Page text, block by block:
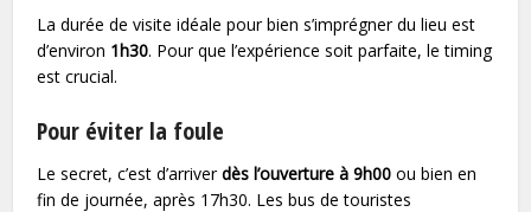
La durée de visite idéale pour bien s’imprégner du lieu est
d’environ 1h30. Pour que l’expérience soit parfaite, le timing
est crucial.
Pour éviter la foule
Le secret, c’est d’arriverdès l’ouverture à 9h00 ou bien en
fin de journée, après 17h30. Les bus de touristes